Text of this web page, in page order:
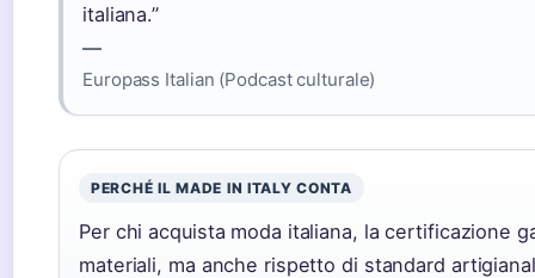
italiana.”
—
Europass Italian (Podcast culturale)
PERCHÉ IL MADE IN ITALY CONTA
Per chi acquista moda italiana, la certificazione
materiali, ma anche rispetto di standard